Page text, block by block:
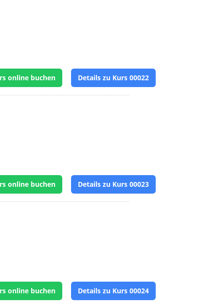
online buchen Details zu Kurs 00022
online buchen Details zu Kurs 00023
online buchen Details zu Kurs 00024